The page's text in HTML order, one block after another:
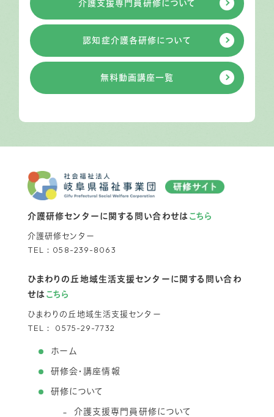
介護支援専門員研修について
認知症介護各研修について
無料動画講座一覧
介護研修センターに関する問い合わせは こちら
介護研修センター
TEL： 058-239-8063
ひまわりの丘地域生活支援センターに関する問い合わ
せは こちら
ひまわりの丘地域生活支援センター
TEL： 0575-29-7732
ホーム
研修会・講座情報
研修について
介護支援専門員研修について